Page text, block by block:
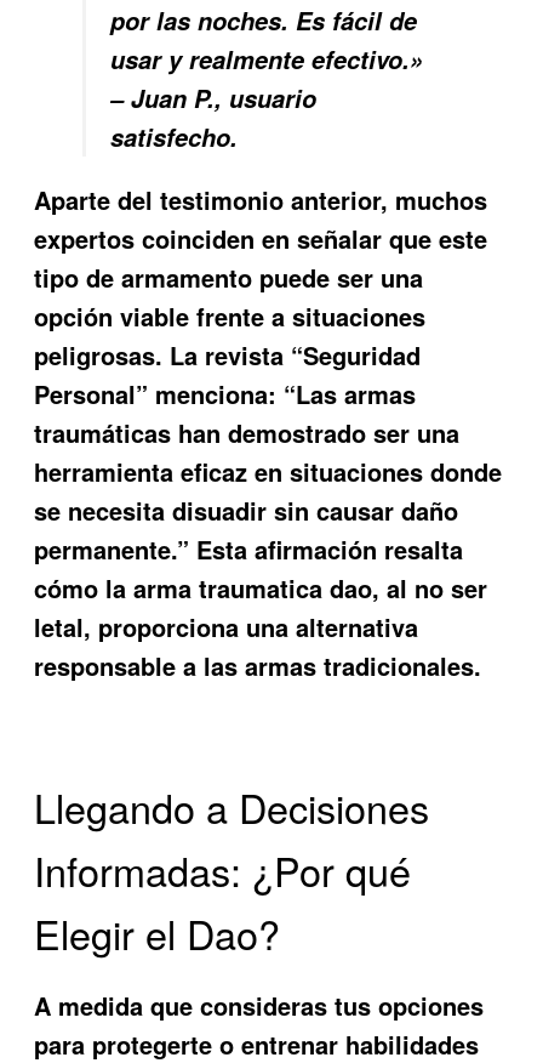
por las noches. Es fácil de
usar y realmente efectivo.»
– Juan P., usuario
satisfecho.
Aparte del testimonio anterior, muchos
expertos coinciden en señalar que este
tipo de armamento puede ser una
opción viable frente a situaciones
peligrosas. La revista “Seguridad
Personal” menciona: “Las armas
traumáticas han demostrado ser una
herramienta eficaz en situaciones donde
se necesita disuadir sin causar daño
permanente.” Esta afirmación resalta
cómo laarma traumatica dao, al no ser
letal, proporciona una alternativa
responsable a las armas tradicionales.
Llegando a Decisiones
Informadas: ¿Por qué
Elegir el Dao?
A medida que consideras tus opciones
para protegerte o entrenar habilidades